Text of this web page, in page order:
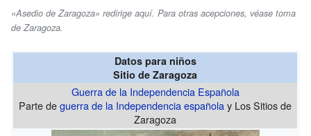
«Asedio de Zaragoza» redirige aquí. Para otras acepciones, véase toma
de Zaragoza.
Datos para niños
Sitio de Zaragoza
Guerra de la Independencia Española
Parte deguerra de la Independencia españolay Los Sitios de
Zaragoza